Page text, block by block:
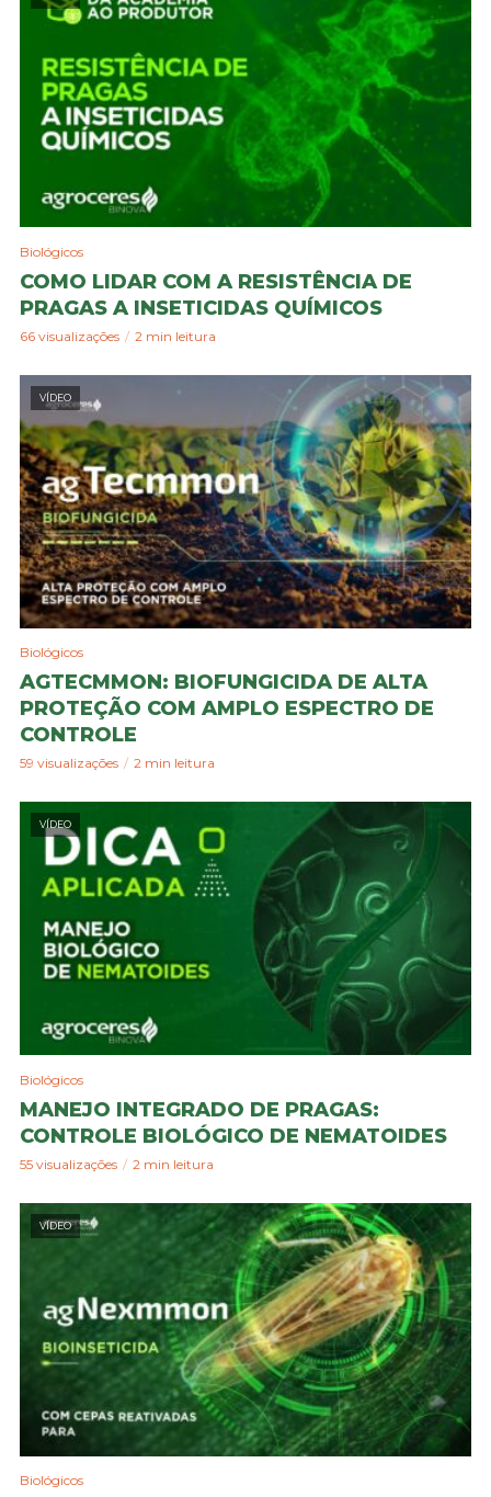
Biológicos
COMO LIDAR COM A RESISTÊNCIA DE
PRAGAS A INSETICIDAS QUÍMICOS
66 visualizações 2 min leitura
VÍDEO
Biológicos
AGTECMMON: BIOFUNGICIDA DE ALTA
PROTEÇÃO COM AMPLO ESPECTRO DE
CONTROLE
59 visualizações 2 min leitura
VÍDEO
Biológicos
MANEJO INTEGRADO DE PRAGAS:
CONTROLE BIOLÓGICO DE NEMATOIDES
55 visualizações 2 min leitura
VÍDEO
Biológicos